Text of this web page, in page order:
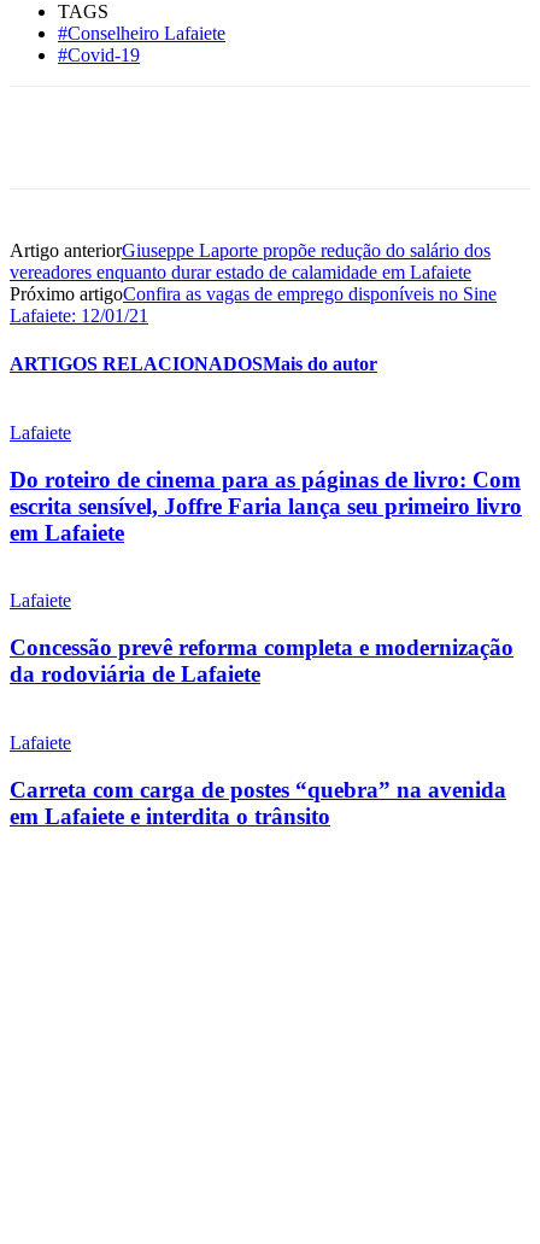
TAGS
#Conselheiro Lafaiete
#Covid-19
Artigo anteriorGiuseppe Laporte propõe redução do salário dos
vereadores enquanto durar estado de calamidade em Lafaiete
Próximo artigoConfira as vagas de emprego disponíveis no Sine
Lafaiete: 12/01/21
ARTIGOS RELACIONADOSMais do autor
Lafaiete
Do roteiro de cinema para as páginas de livro: Com
escrita sensível, Joffre Faria lança seu primeiro livro
em Lafaiete
Lafaiete
Concessão prevê reforma completa e modernização
da rodoviária de Lafaiete
Lafaiete
Carreta com carga de postes “quebra” na avenida
em Lafaiete e interdita o trânsito